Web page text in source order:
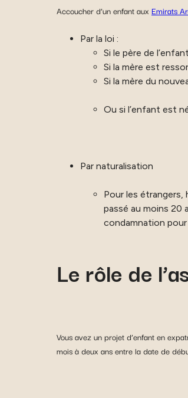
Accoucher d’un enfant aux Emirats
Par la loi :
Si le père de
Si la mère est
Si la mère du
Ou si l’enfant est
Par naturalisation
Pour les étrangers,
passé au moins 20
condamnation
Le rôle de
Vous avez un projet d’enfant en
mois à deux ans entre la date de